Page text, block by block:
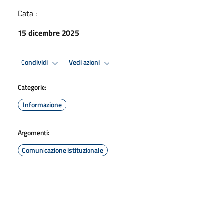
Data :
15 dicembre 2025
Condividi Vedi azioni
Categorie:
Informazione
Argomenti:
Comunicazione istituzionale